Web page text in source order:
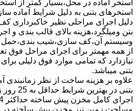
استخر آماده در محل،بسیار کمتر از
استخرهای بتنی به دلیل شرایط آماده
دلیل اجرای مراحلی نظیر خاکبرداری
بتن ومیلگرد،هزینه بالای قالب بندی و
وسیستم آن،کف سازی،شیب بندی،حمل
از همه مهمتر برای اجرای مراحل فوق
نیازدارد که تمامی موارد فوق دلیلی
بتنی میباشد.
علاوه بر هزینه ساخت از نظر
بتنی در